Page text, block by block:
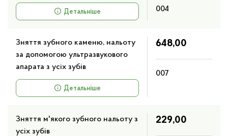
Стоматологічні процедури
Лікувально-фізкультурні процедури
Інші послуги
004
Детальніше
Зняття зубного каменю, нальоту
за допомогою ультразвукового
апарата з усіх зубів
648,00
007
Детальніше
Зняття м'якого зубного нальоту з
усіх зубів
229,00